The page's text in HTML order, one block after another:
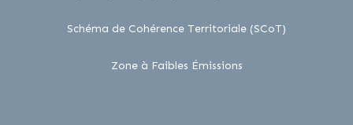
Schéma de Cohérence Territoriale (SCoT)
Zone à Faibles Émissionslien externe